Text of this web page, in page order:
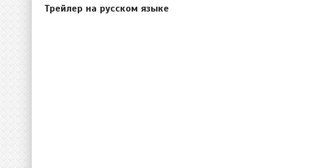
Трейлер на русском языке